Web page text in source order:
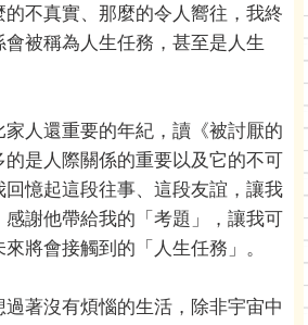
不真實、那麼的令人嚮往，我終
被稱為人生任務，甚至是人生
人還重要的年紀，讀《被討厭的
的是人際關係的重要以及它的不可
憶起這段往事、這段友誼，讓我
謝他帶給我的「考題」，讓我可
將會接觸到的「人生任務」。
著沒有煩惱的生活，除非宇宙中